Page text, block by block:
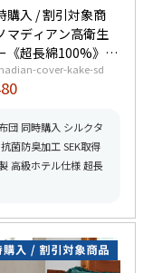
購入 / 割引対象商
マディアン高衛生
《超長綿100%》掛
ん用 セミダブル
cover-kake-sd
団 同時購入 シルクタ
菌防臭加工 SEK取得
高級ホテル仕様 超長